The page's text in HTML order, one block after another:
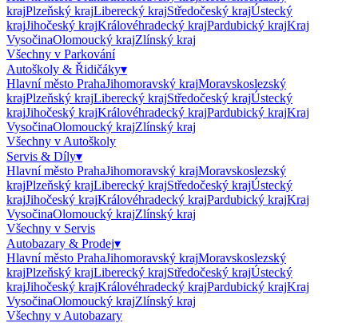
krajPlzeňský krajLiberecký krajStředočeský krajÚstecký
krajJihočeský krajKrálovéhradecký krajPardubický krajKraj
VysočinaOlomoucký krajZlínský kraj
Všechny v Parkování
Autoškoly & Řidičáky▾
Hlavní město PrahaJihomoravský krajMoravskoslezský
krajPlzeňský krajLiberecký krajStředočeský krajÚstecký
krajJihočeský krajKrálovéhradecký krajPardubický krajKraj
VysočinaOlomoucký krajZlínský kraj
Všechny v Autoškoly
Servis & Díly▾
Hlavní město PrahaJihomoravský krajMoravskoslezský
krajPlzeňský krajLiberecký krajStředočeský krajÚstecký
krajJihočeský krajKrálovéhradecký krajPardubický krajKraj
VysočinaOlomoucký krajZlínský kraj
Všechny v Servis
Autobazary & Prodej▾
Hlavní město PrahaJihomoravský krajMoravskoslezský
krajPlzeňský krajLiberecký krajStředočeský krajÚstecký
krajJihočeský krajKrálovéhradecký krajPardubický krajKraj
VysočinaOlomoucký krajZlínský kraj
Všechny v Autobazary